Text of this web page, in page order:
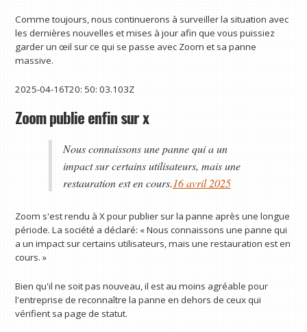
Comme toujours, nous continuerons à surveiller la situation avec
les dernières nouvelles et mises à jour afin que vous puissiez
garder un œil sur ce qui se passe avec Zoom et sa panne
massive.
2025-04-16T20: 50: 03.103Z
Zoom publie enfin sur x
Nous connaissons une panne qui a un
impact sur certains utilisateurs, mais une
restauration est en cours.16 avril 2025
Zoom s'est rendu à X pour publier sur la panne après une longue
période. La société a déclaré: « Nous connaissons une panne qui
a un impact sur certains utilisateurs, mais une restauration est en
cours. »
Bien qu'il ne soit pas nouveau, il est au moins agréable pour
l'entreprise de reconnaître la panne en dehors de ceux qui
vérifient sa page de statut.